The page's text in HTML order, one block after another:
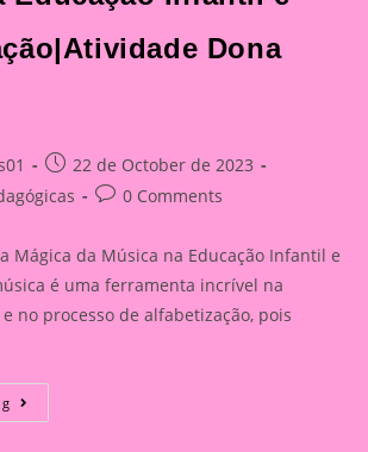
Dona
Post
published:
22 de October de 2023
Post0 Comments
Mágica da Música na Educação Infantil e
é uma ferramenta incrível na
no processo de alfabetização, pois
A
Dona